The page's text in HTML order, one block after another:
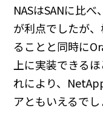
NASはSANに比
が利点でしたが
ることと同時に
上に実装できる
れにより、
アともいえるでし